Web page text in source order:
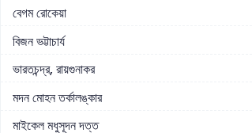
বেগম রোকেয়া
বিজন ভট্টাচার্য
ভারতচন্দ্র, রায়গুনাকর
মদন মোহন তর্কালঙ্কার
মাইকেল মধুসূদন দত্ত